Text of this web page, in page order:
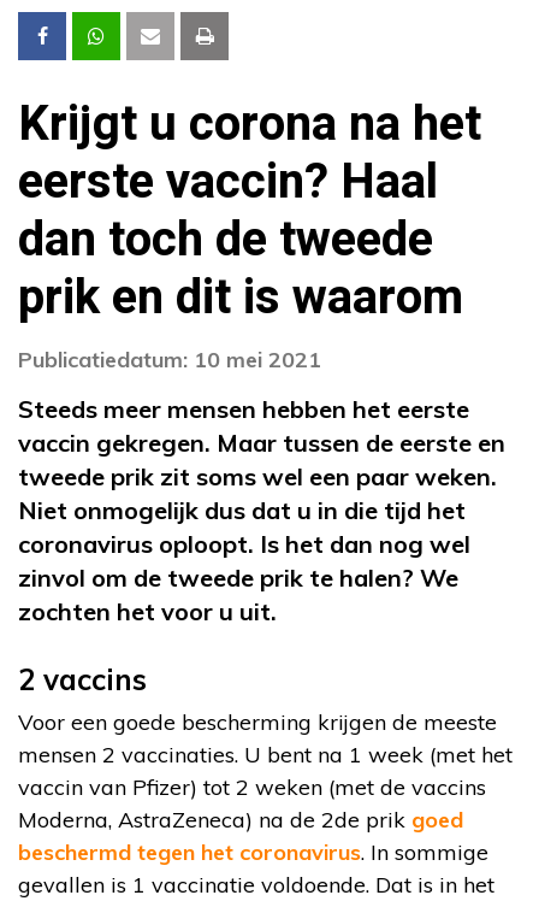
Krijgt u corona na het
eerste vaccin? Haal
dan toch de tweede
prik en dit is waarom
Publicatiedatum: 10 mei 2021
Steeds meer mensen hebben het eerste
vaccin gekregen. Maar tussen de eerste en
tweede prik zit soms wel een paar weken.
Niet onmogelijk dus dat u in die tijd het
coronavirus oploopt. Is het dan nog wel
zinvol om de tweede prik te halen? We
zochten het voor u uit.
2 vaccins
Voor een goede bescherming krijgen de meeste
mensen 2 vaccinaties. U bent na 1 week (met het
vaccin van Pfizer) tot 2 weken (met de vaccins
Moderna, AstraZeneca) na de 2de prik goed
beschermd tegen het coronavirus. In sommige
gevallen is 1 vaccinatie voldoende. Dat is in het